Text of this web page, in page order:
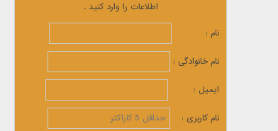
اطلاعات را وارد کنید .
نام :
نام خانوادگی :
ایمیل :
نام کاربری :